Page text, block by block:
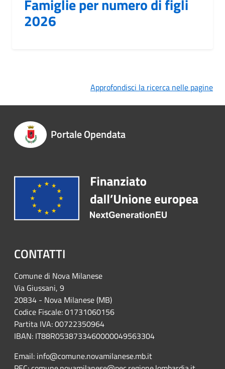
Famiglie per numero di figli
2026
Approfondisci la ricerca nelle pagine
Portale Opendata
CONTATTI
Comune di Nova Milanese
Via Giussani, 9
20834 - Nova Milanese (MB)
Codice Fiscale: 01731060156
Partita IVA: 00722350964
IBAN: IT88R0538733460000049563304
Email: info@comune.novamilanese.mb.it